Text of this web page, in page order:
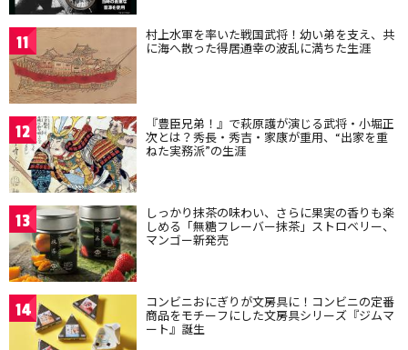
11 村上水軍を率いた戦国武将！幼い弟を支え、共
に海へ散った得居通幸の波乱に満ちた生涯
12 『豊臣兄弟！』で萩原護が演じる武将・小堀正
次とは？秀長・秀吉・家康が重用、“出家を重
ねた実務派”の生涯
13 しっかり抹茶の味わい、さらに果実の香りも楽
しめる「無糖フレーバー抹茶」ストロベリー、
マンゴー新発売
14 コンビニおにぎりが文房具に！コンビニの定番
商品をモチーフにした文房具シリーズ『ジムマ
ート』誕生